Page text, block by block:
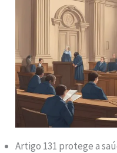
Artigo 131 protege a